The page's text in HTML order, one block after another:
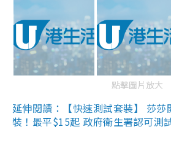
點擊圖片放大
延伸閱讀：【快速測試套裝】 莎
裝！最平$15起 政府衛生署認可測